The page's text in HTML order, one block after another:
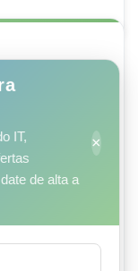
IT,
de alta a
×